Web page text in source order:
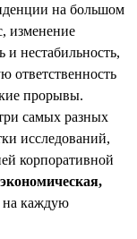
на большом
изменение
и нестабильность,
ответственность
прорывы.
самых разных
исследований,
корпоративной
на каждую